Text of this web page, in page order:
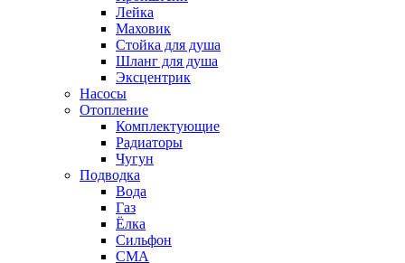
Лейка
Маховик
Стойка для душа
Шланг для душа
Эксцентрик
Насосы
Отопление
Комплектующие
Радиаторы
Чугун
Подводка
Вода
Газ
Ёлка
Сильфон
СМА